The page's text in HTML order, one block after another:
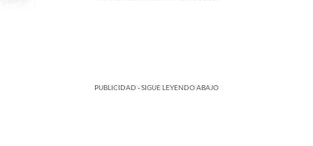
PUBLICIDAD - SIGUE LEYENDO ABAJO